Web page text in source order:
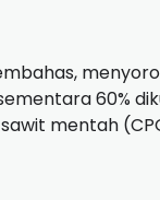
60%
mentah